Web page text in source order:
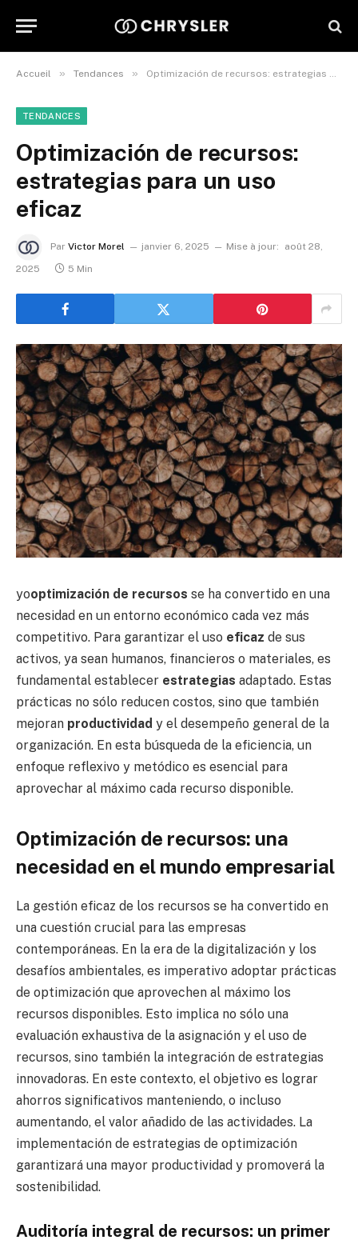
Accueil » Tendances » Optimización de recursos: estrategias para un uso eficaz
TENDANCES
Optimización de recursos:
estrategias para un uso
eficaz
Par Victor Morel janvier 6, 2025 Mise à jour:
août 28,
2025
5 Min
yooptimización de recursos se ha convertido en una
necesidad en un entorno económico cada vez más
competitivo. Para garantizar el uso eficaz de sus
activos, ya sean humanos, financieros o materiales, es
fundamental establecer estrategias adaptado. Estas
prácticas no sólo reducen costos, sino que también
mejoran productividad y el desempeño general de la
organización. En esta búsqueda de la eficiencia, un
enfoque reflexivo y metódico es esencial para
aprovechar al máximo cada recurso disponible.
Optimización de recursos: una
necesidad en el mundo empresarial
La gestión eficaz de los recursos se ha convertido en
una cuestión crucial para las empresas
contemporáneas. En la era de la digitalización y los
desafíos ambientales, es imperativo adoptar prácticas
de optimización que aprovechen al máximo los
recursos disponibles. Esto implica no sólo una
evaluación exhaustiva de la asignación y el uso de
recursos, sino también la integración de estrategias
innovadoras. En este contexto, el objetivo es lograr
ahorros significativos manteniendo, o incluso
aumentando, el valor añadido de las actividades. La
implementación de estrategias de optimización
garantizará una mayor productividad y promoverá la
sostenibilidad.
Auditoría integral de recursos: un primer